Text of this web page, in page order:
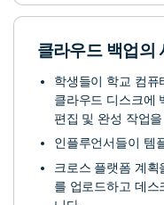
클라우드 백업의
학생들이 학교 컴
클라우드 디스크에
편집 및 완성 작업
인플루언서들이 템
크로스 플랫폼 계
를 업로드하고 데